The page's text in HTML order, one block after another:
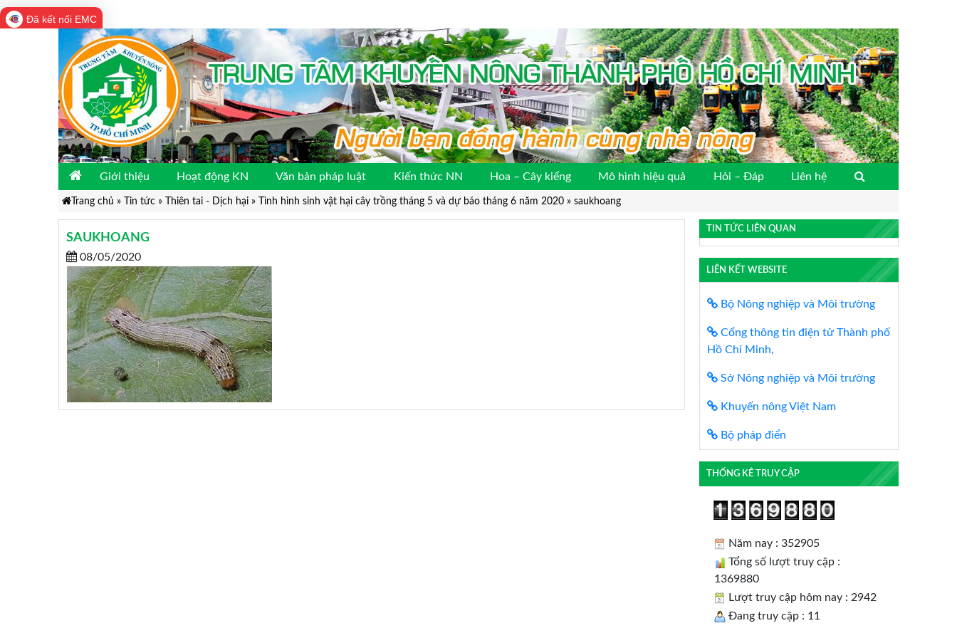
Đã kết nối EMC
Giới thiệu Hoạt động KN Văn bản pháp luật Kiến thức NN Hoa – Cây kiểng Mô hình hiệu quả Hỏi – Đáp Liên hệ
Trang chủ » Tin tức» Thiên tai - Dịch hại» Tình hình sinh vật hại cây trồng tháng 5 và dự báo tháng 6 năm 2020» saukhoang
SAUKHOANG
08/05/2020
TIN TỨC LIÊN QUAN
LIÊN KẾT WEBSITE
Bộ Nông nghiệp và Môi trường
Cổng thông tin điện tử Thành phố
Hồ Chí Minh,
Sở Nông nghiệp và Môi trường
Khuyến nông Việt Nam
Bộ pháp điển
THỐNG KÊ TRUY CẬP
Năm nay : 352905
Tổng số lượt truy cập :
1369880
Lượt truy cập hôm nay : 2942
Đang truy cập : 11